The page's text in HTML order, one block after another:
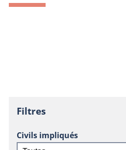
Filtres
Civils impliqués